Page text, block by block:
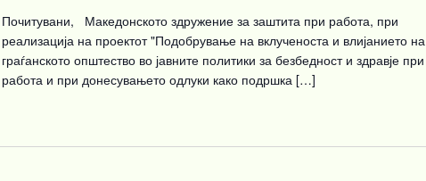
Почитувани, Македонското здружение за заштита при работа, при
реализација на проектот "Подобрување на вклученоста и влијанието на
граѓанското општество во јавните политики за безбедност и здравје при
работа и при донесувањето одлуки како подршка […]